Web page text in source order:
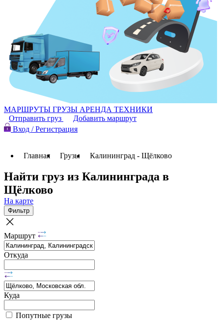
МАРШРУТЫ ГРУЗЫ АРЕНДА ТЕХНИКИ
Отправить груз
Добавить маршрут
Вход / Регистрация
Главная Грузы Калининград - Щёлково
Найти груз из Калининграда в
Щёлково
На карте
Фильтр
Маршрут
Откуда
Куда
Попутные грузы